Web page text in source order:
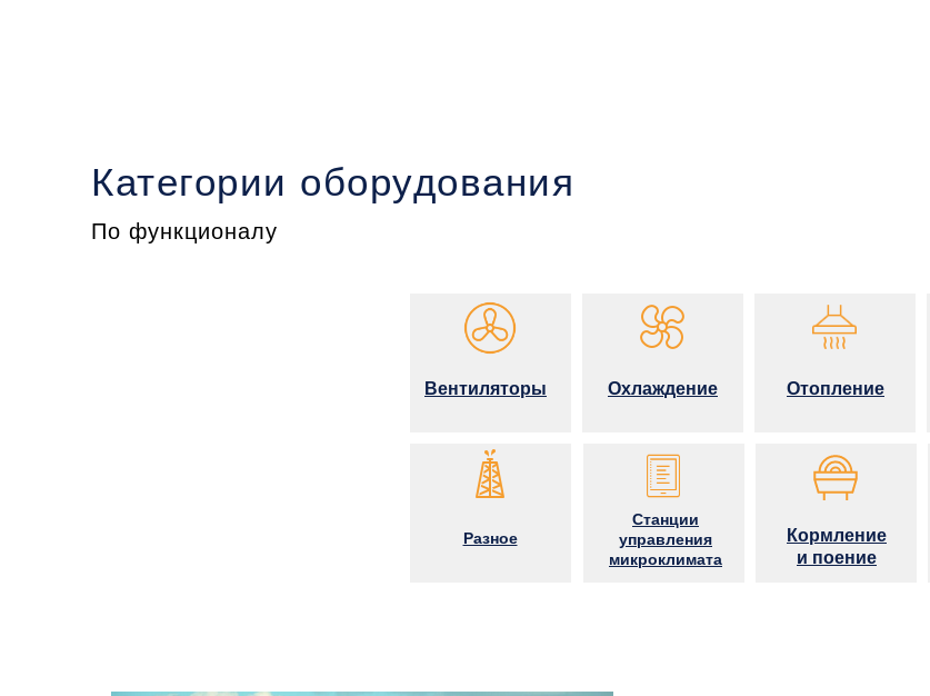
Категории оборудования
По функционалу
Разное
Вентиляторы Охлаждение
Станции
управления
микроклимата
Отопление
Кормление
и поение